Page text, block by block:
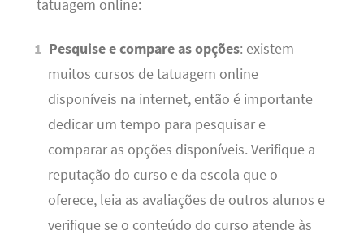
tatuagem online:
Pesquise e compare as opções: existem
muitos cursos de tatuagem online
disponíveis na internet, então é importante
dedicar um tempo para pesquisar e
comparar as opções disponíveis. Verifique a
reputação do curso e da escola que o
oferece, leia as avaliações de outros alunos e
verifique se o conteúdo do curso atende às